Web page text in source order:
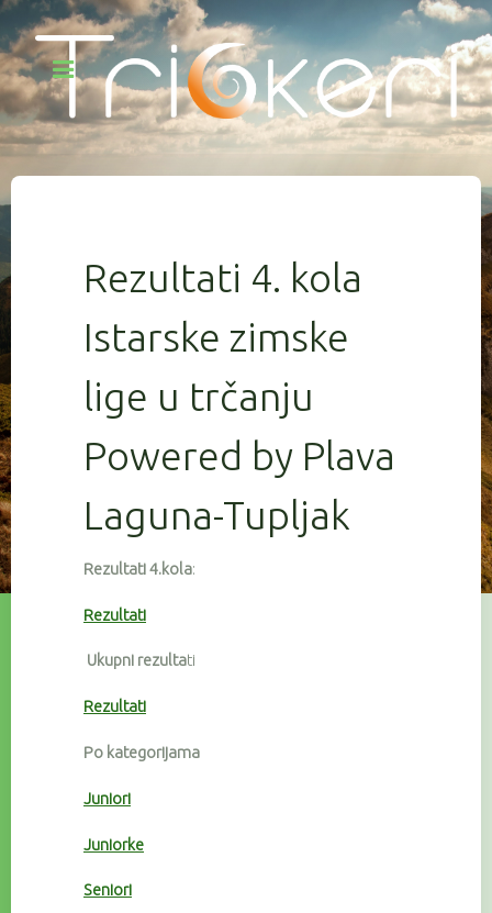
Rezultati 4. kola
Istarske zimske
lige u trčanju
Powered by Plava
Laguna-Tupljak
Rezultati 4.kola:
Rezultati
Ukupni rezultati
Rezultati
Po kategorijama
Juniori
Juniorke
Seniori